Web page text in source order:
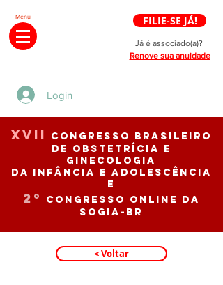
Menu FILIE-SE JÁ!
Já é associado(a)?
Renove sua anuidade
Login
XVII
CONGRESSO BRASILEIRO
de OBSTETRÍCIA E
GINECOLOGIA
da INFÂNCIA E ADOLESCÊNCIA
e
2º
CONGRESSO ONLINE da
SOGIA-BR
< Voltar